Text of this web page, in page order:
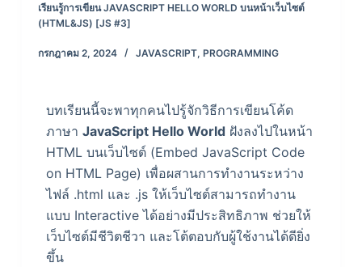
เรียนรู้การเขียน JAVASCRIPT HELLO WORLD บนหน้าเว็บไซต์
(HTML&JS) [JS #3]
กรกฎาคม 2, 2024 JAVASCRIPT, PROGRAMMING
บทเรียนนี้จะพาทุกคนไปรู้จักวิธีการเขียนโค้ด
ภาษา JavaScript Hello Worldฝังลงไปในหน้า
HTML บนเว็บไซต์ (Embed JavaScript Code
on HTML Page) เพื่อผสานการทำงานระหว่าง
ไฟล์ .html และ .js ให้เว็บไซต์สามารถทำงาน
แบบ Interactive ได้อย่างมีประสิทธิภาพ ช่วยให้
เว็บไซต์มีชีวิตชีวา และโต้ตอบกับผู้ใช้งานได้ดียิ่ง
ขึ้น